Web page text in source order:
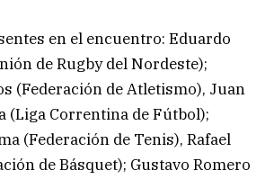
en el encuentro: Eduardo
de Rugby del Nordeste);
(Federación de Atletismo), Juan
(Liga Correntina de Fútbol);
(Federación de Tenis), Rafael
de Básquet); Gustavo Romero